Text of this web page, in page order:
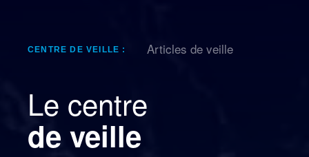
CENTRE DE VEILLE : Articles de veille
Le centre
de veille